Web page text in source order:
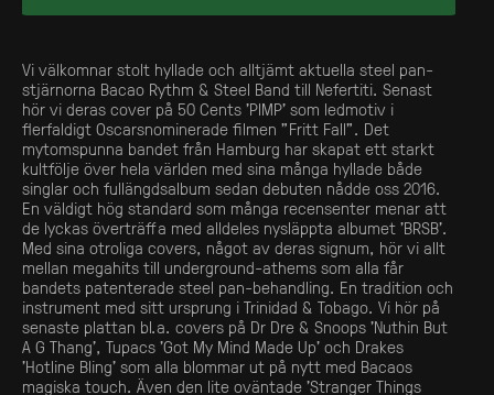
Vi välkomnar stolt hyllade och alltjämt aktuella steel pan-
stjärnorna Bacao Rythm & Steel Band till Nefertiti. Senast
hör vi deras cover på 50 Cents ’PIMP’ som ledmotiv i
flerfaldigt Oscarsnominerade filmen ”Fritt Fall”. Det
mytomspunna bandet från Hamburg har skapat ett starkt
kultfölje över hela världen med sina många hyllade både
singlar och fullängdsalbum sedan debuten nådde oss 2016.
En väldigt hög standard som många recensenter menar att
de lyckas överträffa med alldeles nysläppta albumet ’BRSB’.
Med sina otroliga covers, något av deras signum, hör vi allt
mellan megahits till underground-athems som alla får
bandets patenterade steel pan-behandling. En tradition och
instrument med sitt ursprung i Trinidad & Tobago. Vi hör på
senaste plattan bl.a. covers på Dr Dre & Snoops ’Nuthin But
A G Thang’, Tupacs ’Got My Mind Made Up’ och Drakes
’Hotline Bling’ som alla blommar ut på nytt med Bacaos
magiska touch. Även den lite oväntade ’Stranger Things